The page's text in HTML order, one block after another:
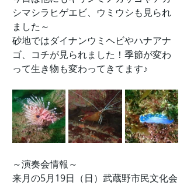
シマシラヒゲエビ、ウミウシも見られ
ました～
砂地ではダイナンウミヘビやハナアナ
ゴ、コチが見られました！季節が変わ
って生き物も変わってきてます♪
～演奏会情報～
来月の5月19日（日）武蔵野市民文化会